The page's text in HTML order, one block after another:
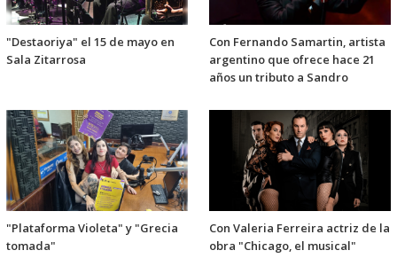
"Destaoriya" el 15 de mayo en
Sala Zitarrosa
Con Fernando Samartin, artista
argentino que ofrece hace 21
años un tributo a Sandro
"Plataforma Violeta" y "Grecia
tomada"
Con Valeria Ferreira actriz de la
obra "Chicago, el musical"